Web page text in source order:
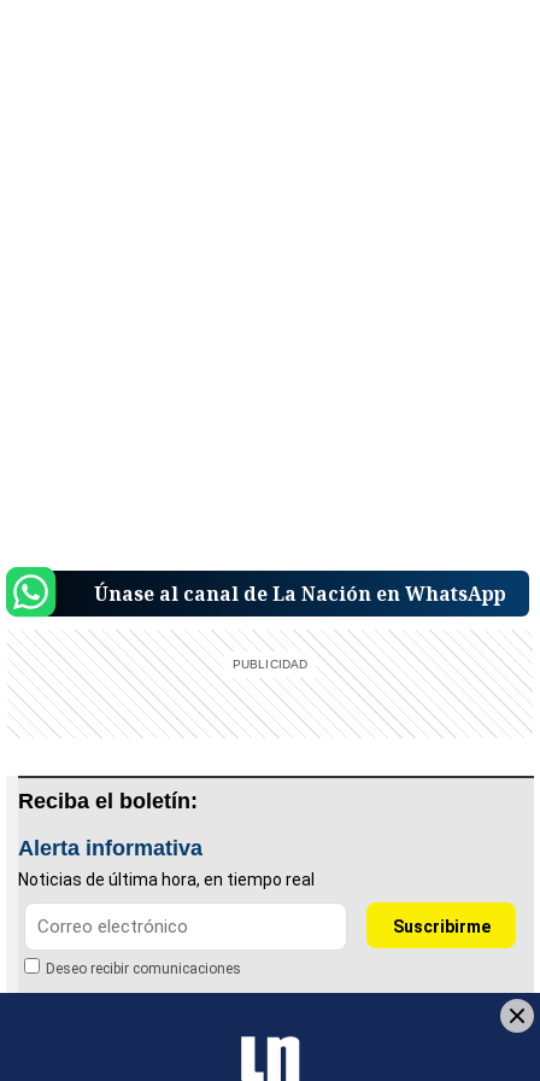
Únase al canal de La Nación en WhatsApp
Reciba el boletín:
Alerta informativa
Noticias de última hora, en tiempo real
Deseo recibir comunicaciones